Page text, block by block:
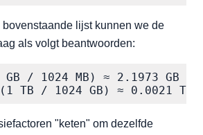
bovenstaande lijst kunnen we de
als volgt beantwoorden:
GB / 1024 MB) ≈ 2.1973 GB
TB / 1024 GB) ≈ 0.0021 TB
"keten" om dezelfde